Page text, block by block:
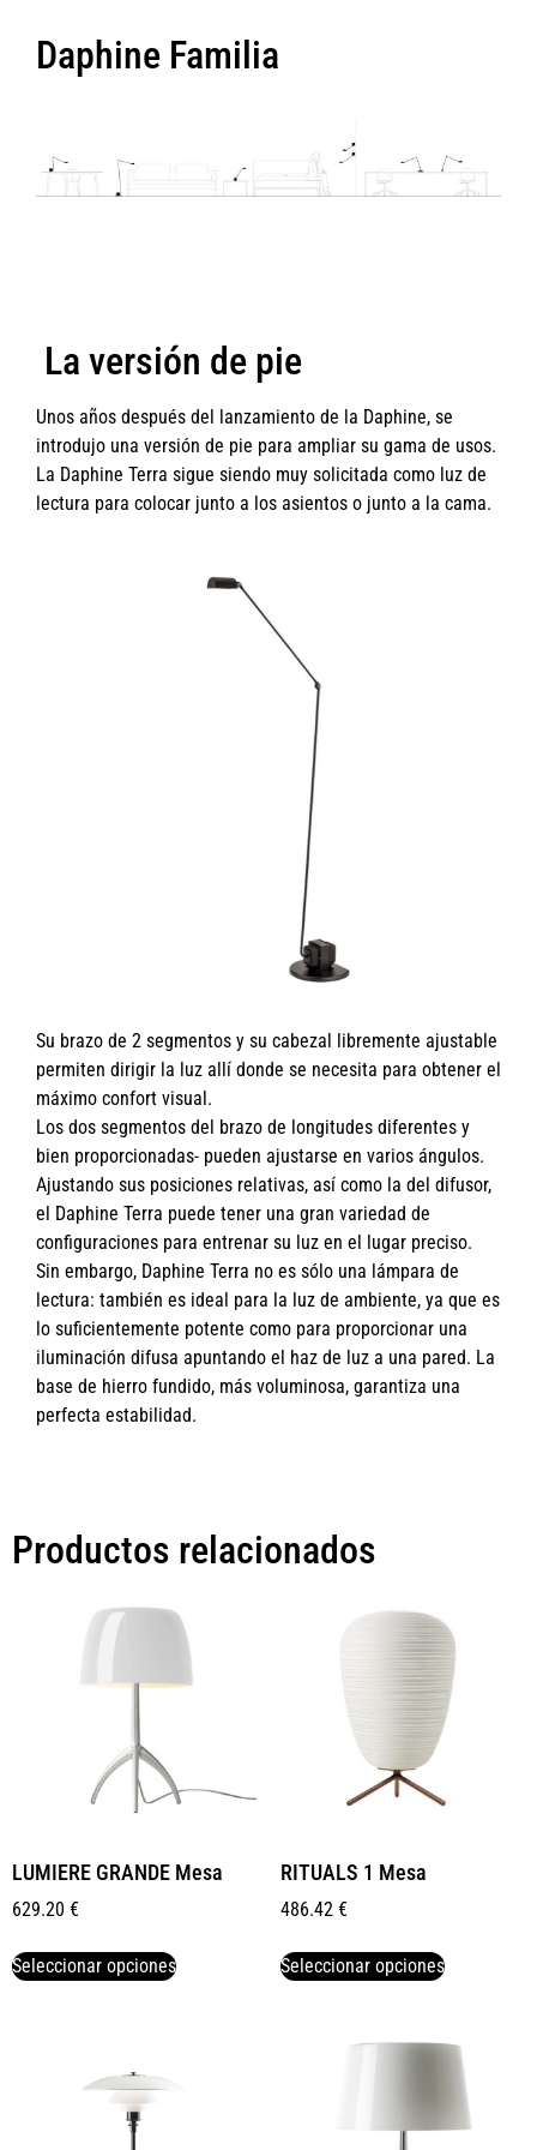
Daphine Familia
La versión de pie
Unos años después del lanzamiento de la Daphine, se
introdujo una versión de pie para ampliar su gama de usos.
La Daphine Terra sigue siendo muy solicitada como luz de
lectura para colocar junto a los asientos o junto a la cama.
Su brazo de 2 segmentos y su cabezal libremente ajustable
permiten dirigir la luz allí donde se necesita para obtener el
máximo confort visual.
Los dos segmentos del brazo de longitudes diferentes y
bien proporcionadas- pueden ajustarse en varios ángulos.
Ajustando sus posiciones relativas, así como la del difusor,
el Daphine Terra puede tener una gran variedad de
configuraciones para entrenar su luz en el lugar preciso.
Sin embargo, Daphine Terra no es sólo una lámpara de
lectura: también es ideal para la luz de ambiente, ya que es
lo suficientemente potente como para proporcionar una
iluminación difusa apuntando el haz de luz a una pared. La
base de hierro fundido, más voluminosa, garantiza una
perfecta estabilidad.
Productos relacionados
LUMIERE GRANDE Mesa
629.20 €
Seleccionar opciones
RITUALS 1 Mesa
486.42 €
Seleccionar opciones